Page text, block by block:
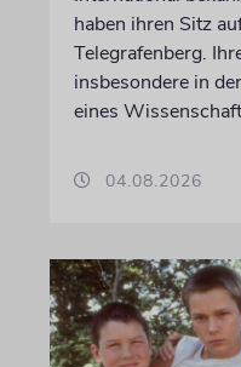
haben ihren Sitz
Telegrafenberg.
insbesondere in
eines
04.08.2026